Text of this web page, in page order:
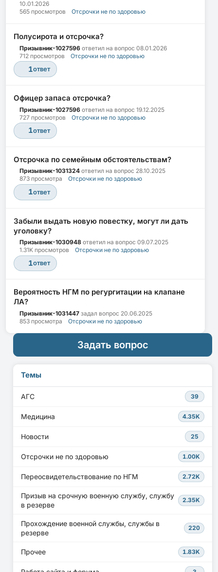
10.01.2026
565 просмотров
Отсрочки не по здоровью
Полусирота и отсрочка?
Призывник-1027596 ответил на вопрос 08.01.2026
712 просмотров
Отсрочки не по здоровью
1ответ
Офицер запаса отсрочка?
Призывник-1027596 ответил на вопрос 19.12.2025
727 просмотров
Отсрочки не по здоровью
1ответ
Отсрочка по семейным обстоятельствам?
Призывник-1031324 ответил на вопрос 28.10.2025
873 просмотра
Отсрочки не по здоровью
1ответ
Забыли выдать новую повестку, могут ли дать
уголовку?
Призывник-1030948 ответил на вопрос 09.07.2025
1.31K просмотров
Отсрочки не по здоровью
1ответ
Вероятность НГМ по регургитации на клапане
ЛА?
Призывник-1031447 задал вопрос 20.06.2025
853 просмотра
Отсрочки не по здоровью
Задать вопрос
Темы
АГС 39
Медицина 4.35K
Новости 25
Отсрочки не по здоровью 1.00K
Переосвидетельствование по НГМ 2.72K
Призыв на срочную военную службу, службу
в резерве
2.35K
Прохождение военной службы, службы в
резерве
220
Прочее 1.83K